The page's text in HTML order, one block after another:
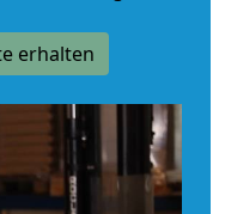
erhalten